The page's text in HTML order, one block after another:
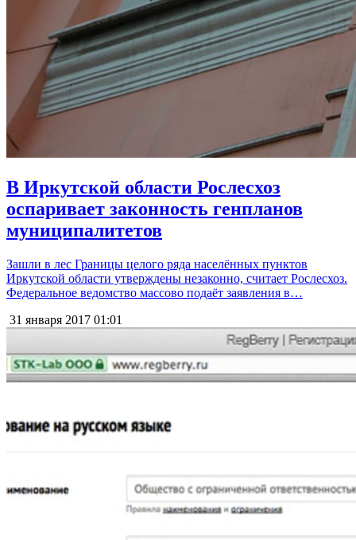
В Иркутской области Рослесхоз
оспаривает законность генпланов
муниципалитетов
Зашли в лес Границы целого ряда населённых пунктов
Иркутской области утверждены незаконно, считает Рослесхоз.
Федеральное ведомство массово подаёт заявления в…
31 января 2017 01:01